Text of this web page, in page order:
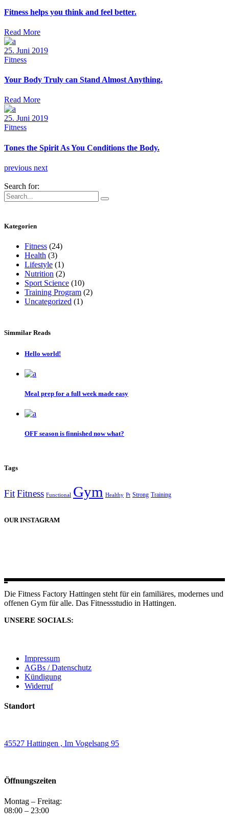
Fitness helps you think and feel better.
Read More
25. Juni 2019
Fitness
Your Body Truly can Stand Almost Anything.
Read More
25. Juni 2019
Fitness
Tones the Spirit As You Conditions the Body.
previous next
Search for:
Kategorien
Fitness (24)
Health (3)
Lifestyle (1)
Nutrition (2)
Sport Science (10)
Training Program (2)
Uncategorized (1)
Simmilar Reads
Hello world!
Meal prep for a full week made easy
OFF season is finnished now what?
Tags
FitFitness Functional Gym Healthy Pt Strong Training
OUR INSTAGRAM
Die Fitness Factory Hattingen steht für ein familiäres, modernes und
offenen Gym für alle. Das Fitnessstudio in Hattingen.
UNSERE SOCIALS:
Impressum
AGBs / Datenschutz
Kündigung
Widerruf
Standort
45527 Hattingen , Im Vogelsang 95
Öffnungszeiten
Montag – Freitag:
08:00 – 23:00